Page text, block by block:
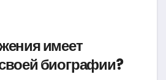
имеет
биографии?